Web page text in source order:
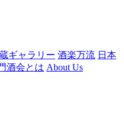
ギャラリー 酒楽万流 日本
酒会とは About Us